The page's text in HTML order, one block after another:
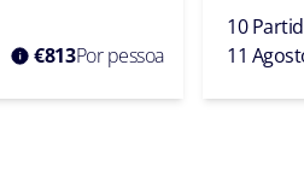
€813Por pessoa
10
11